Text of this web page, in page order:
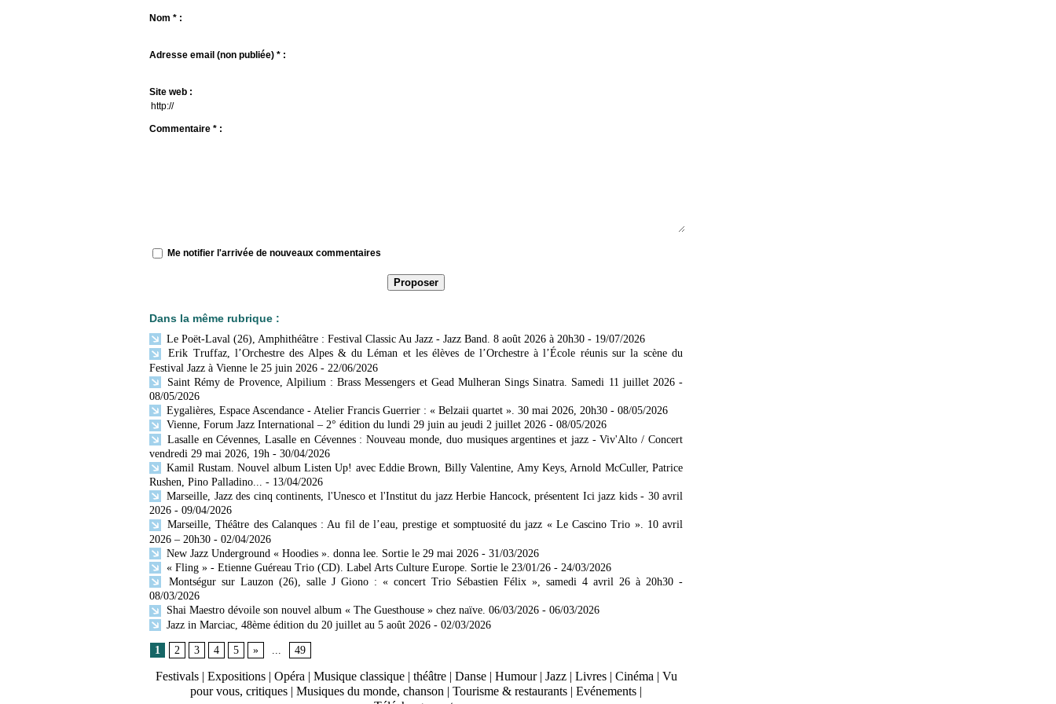
Nom * :
Adresse email (non publiée) * :
Site web :
Commentaire * :
Me notifier l'arrivée de nouveaux commentaires
Dans la même rubrique :
Le Poët-Laval (26), Amphithéâtre : Festival Classic Au Jazz - Jazz Band. 8 août 2026 à 20h30 - 19/07/2026
Erik Truffaz, l’Orchestre des Alpes & du Léman et les élèves de l’Orchestre à l’École réunis sur la scène du
Festival Jazz à Vienne le 25 juin 2026 - 22/06/2026
Saint Rémy de Provence, Alpilium : Brass Messengers et Gead Mulheran Sings Sinatra. Samedi 11 juillet 2026 -
08/05/2026
Eygalières, Espace Ascendance - Atelier Francis Guerrier : « Belzaii quartet ». 30 mai 2026, 20h30 - 08/05/2026
Vienne, Forum Jazz International – 2° édition du lundi 29 juin au jeudi 2 juillet 2026 - 08/05/2026
Lasalle en Cévennes, Lasalle en Cévennes : Nouveau monde, duo musiques argentines et jazz - Viv'Alto / Concert
vendredi 29 mai 2026, 19h - 30/04/2026
Kamil Rustam. Nouvel album Listen Up! avec Eddie Brown, Billy Valentine, Amy Keys, Arnold McCuller, Patrice
Rushen, Pino Palladino... - 13/04/2026
Marseille, Jazz des cinq continents, l'Unesco et l'Institut du jazz Herbie Hancock, présentent Ici jazz kids - 30 avril
2026 - 09/04/2026
Marseille, Théâtre des Calanques : Au fil de l’eau, prestige et somptuosité du jazz « Le Cascino Trio ». 10 avril
2026 – 20h30 - 02/04/2026
New Jazz Underground « Hoodies ». donna lee. Sortie le 29 mai 2026 - 31/03/2026
« Fling » - Etienne Guéreau Trio (CD). Label Arts Culture Europe. Sortie le 23/01/26 - 24/03/2026
Montségur sur Lauzon (26), salle J Giono : « concert Trio Sébastien Félix », samedi 4 avril 26 à 20h30 -
08/03/2026
Shai Maestro dévoile son nouvel album « The Guesthouse » chez naïve. 06/03/2026 - 06/03/2026
Jazz in Marciac, 48ème édition du 20 juillet au 5 août 2026 - 02/03/2026
1 2 3 4 5 » ... 49
Festivals | Expositions | Opéra | Musique classique | théâtre | Danse | Humour | Jazz | Livres | Cinéma | Vu
pour vous, critiques | Musiques du monde, chanson | Tourisme & restaurants | Evénements |